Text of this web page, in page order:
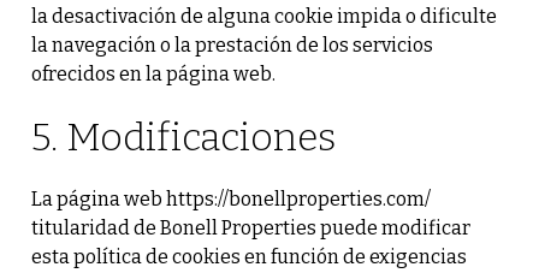
la desactivación de alguna cookie impida o dificulte
la navegación o la prestación de los servicios
ofrecidos en la página web.
5. Modificaciones
La página web https://bonellproperties.com/
titularidad de Bonell Properties puede modificar
esta política de cookies en función de exigencias